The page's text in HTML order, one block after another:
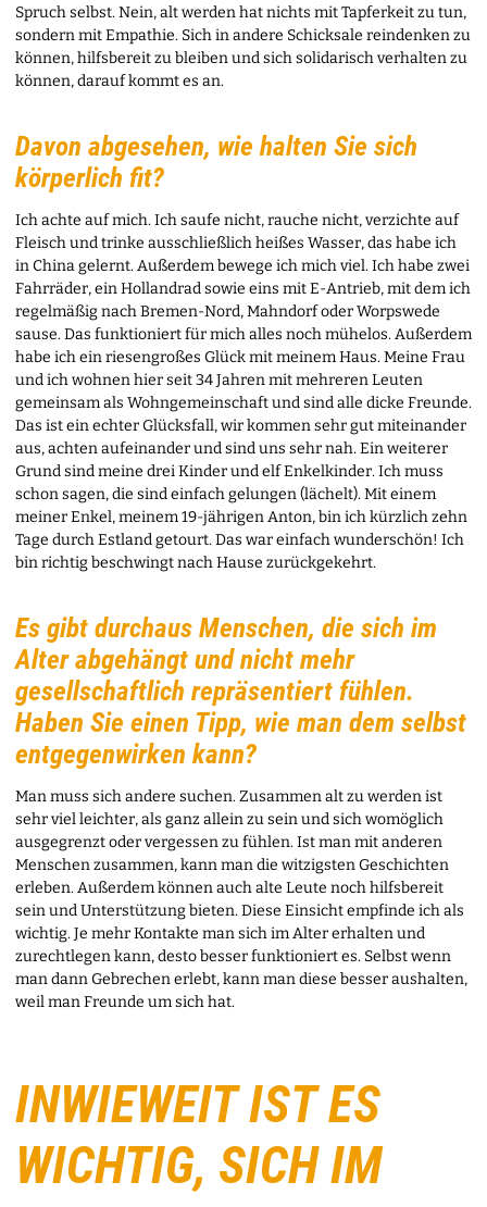
Spruch selbst. Nein, alt werden hat nichts mit Tapferkeit zu tun,
sondern mit Empathie. Sich in andere Schicksale reindenken zu
können, hilfsbereit zu bleiben und sich solidarisch verhalten zu
können, darauf kommt es an.
Davon abgesehen, wie halten Sie sich
körperlich fit?
Ich achte auf mich. Ich saufe nicht, rauche nicht, verzichte auf
Fleisch und trinke ausschließlich heißes Wasser, das habe ich
in China gelernt. Außerdem bewege ich mich viel. Ich habe zwei
Fahrräder, ein Hollandrad sowie eins mit E-Antrieb, mit dem ich
regelmäßig nach Bremen-Nord, Mahndorf oder Worpswede
sause. Das funktioniert für mich alles noch mühelos. Außerdem
habe ich ein riesengroßes Glück mit meinem Haus. Meine Frau
und ich wohnen hier seit 34 Jahren mit mehreren Leuten
gemeinsam als Wohngemeinschaft und sind alle dicke Freunde.
Das ist ein echter Glücksfall, wir kommen sehr gut miteinander
aus, achten aufeinander und sind uns sehr nah. Ein weiterer
Grund sind meine drei Kinder und elf Enkelkinder. Ich muss
schon sagen, die sind einfach gelungen (lächelt). Mit einem
meiner Enkel, meinem 19-jährigen Anton, bin ich kürzlich zehn
Tage durch Estland getourt. Das war einfach wunderschön! Ich
bin richtig beschwingt nach Hause zurückgekehrt.
Es gibt durchaus Menschen, die sich im
Alter abgehängt und nicht mehr
gesellschaftlich repräsentiert fühlen.
Haben Sie einen Tipp, wie man dem selbst
entgegenwirken kann?
Man muss sich andere suchen. Zusammen alt zu werden ist
sehr viel leichter, als ganz allein zu sein und sich womöglich
ausgegrenzt oder vergessen zu fühlen. Ist man mit anderen
Menschen zusammen, kann man die witzigsten Geschichten
erleben. Außerdem können auch alte Leute noch hilfsbereit
sein und Unterstützung bieten. Diese Einsicht empfinde ich als
wichtig. Je mehr Kontakte man sich im Alter erhalten und
zurechtlegen kann, desto besser funktioniert es. Selbst wenn
man dann Gebrechen erlebt, kann man diese besser aushalten,
weil man Freunde um sich hat.
INWIEWEIT IST ES
WICHTIG, SICH IM